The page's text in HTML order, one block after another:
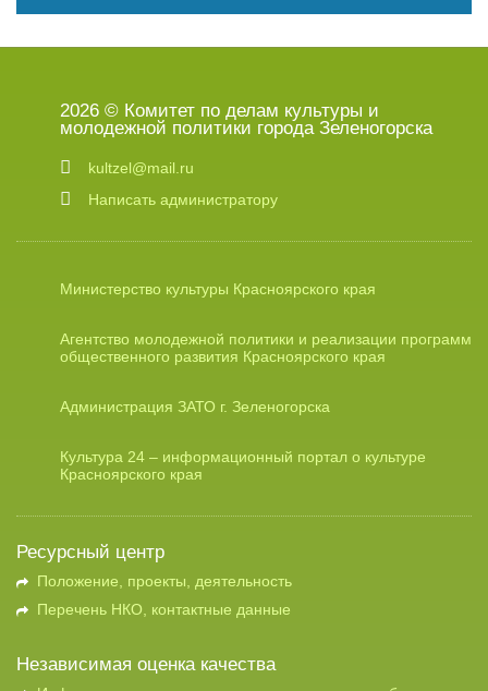
2026 © Комитет по делам культуры и
молодежной политики города Зеленогорска
kultzel@mail.ru
Написать администратору
Министерство культуры Красноярского края
Агентство молодежной политики и реализации программ
общественного развития Красноярского края
Администрация ЗАТО г. Зеленогорска
Культура 24 – информационный портал о культуре
Красноярского края
Ресурсный центр
Положение, проекты, деятельность
Перечень НКО, контактные данные
Независимая оценка качества